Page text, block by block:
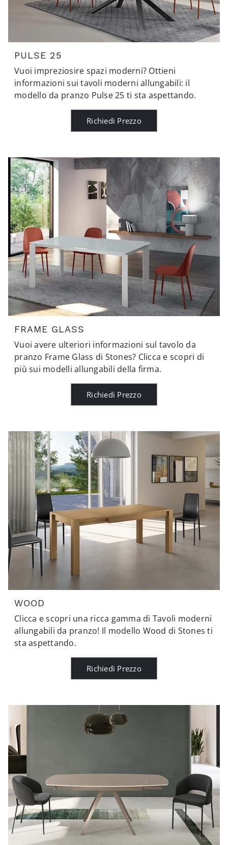
PULSE 25
Vuoi impreziosire spazi moderni? Ottieni
informazioni sui tavoli moderni allungabili: il
modello da pranzo Pulse 25 ti sta aspettando.
Richiedi Prezzo
FRAME GLASS
Vuoi avere ulteriori informazioni sul tavolo da
pranzo Frame Glass di Stones? Clicca e scopri di
più sui modelli allungabili della firma.
Richiedi Prezzo
WOOD
Clicca e scopri una ricca gamma di Tavoli moderni
allungabili da pranzo! Il modello Wood di Stones ti
sta aspettando.
Richiedi Prezzo